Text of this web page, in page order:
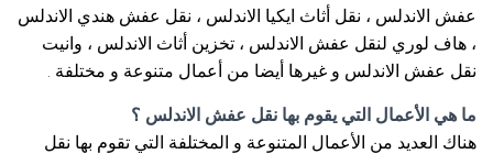
عفش الاندلس ، نقل أثاث ايكيا الاندلس ، نقل عفش هندي الاندلس
، هاف لوري لنقل عفش الاندلس ، تخزين أثاث الاندلس ، وانيت
نقل عفش الاندلس و غيرها أيضا من أعمال متنوعة و مختلفة .
ما هي الأعمال التي يقوم بها نقل عفش الاندلس ؟
هناك العديد من الأعمال المتنوعة و المختلفة التي تقوم بها نقل